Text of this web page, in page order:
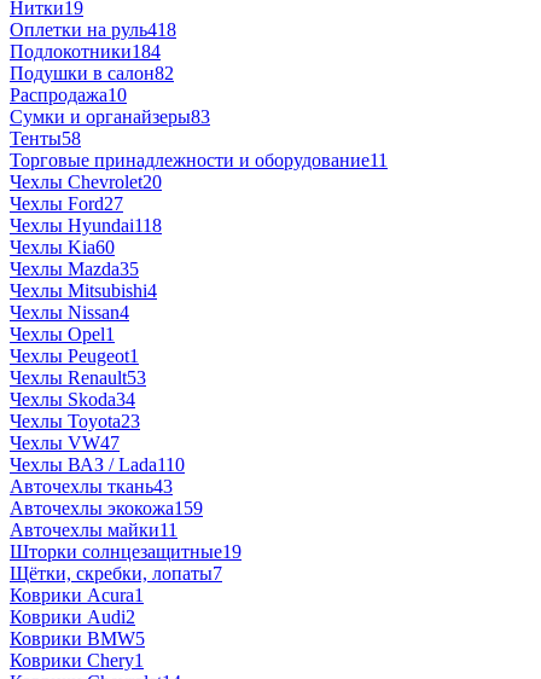
Нитки19
Оплетки на руль418
Подлокотники184
Подушки в салон82
Распродажа10
Сумки и органайзеры83
Тенты58
Торговые принадлежности и оборудование11
Чехлы Chevrolet20
Чехлы Ford27
Чехлы Hyundai118
Чехлы Kia60
Чехлы Mazda35
Чехлы Mitsubishi4
Чехлы Nissan4
Чехлы Opel1
Чехлы Peugeot1
Чехлы Renault53
Чехлы Skoda34
Чехлы Toyota23
Чехлы VW47
Чехлы ВАЗ / Lada110
Авточехлы ткань43
Авточехлы экокожа159
Авточехлы майки11
Шторки солнцезащитные19
Щётки, скребки, лопаты7
Коврики Acura1
Коврики Audi2
Коврики BMW5
Коврики Chery1